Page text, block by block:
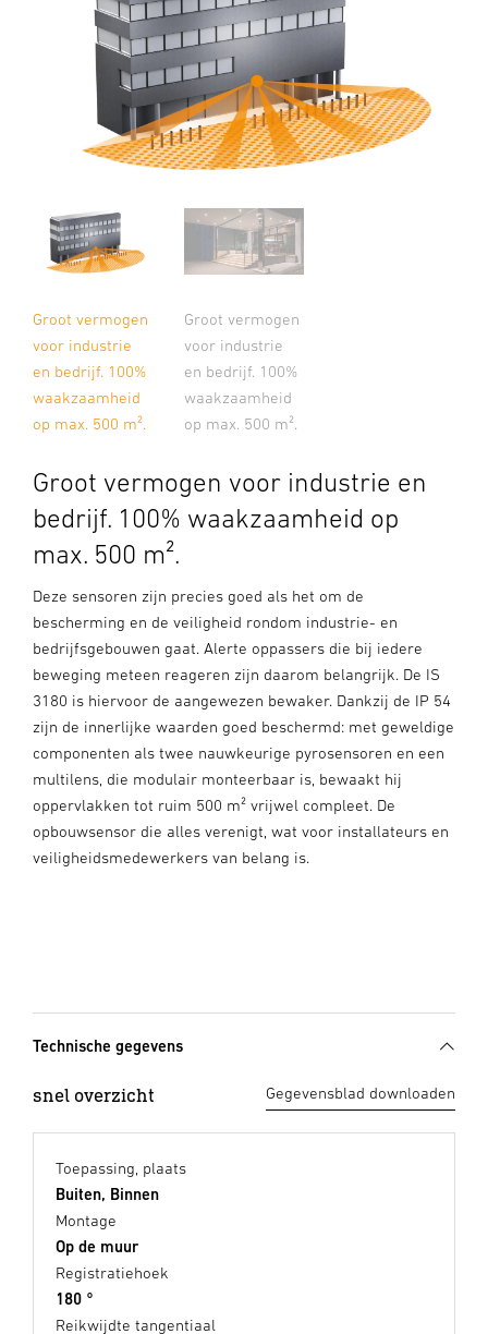
Groot vermogen
voor industrie
en bedrijf. 100%
waakzaamheid
op max. 500 m².
Groot vermogen
voor industrie
en bedrijf. 100%
waakzaamheid
op max. 500 m².
Groot vermogen voor industrie en
bedrijf. 100% waakzaamheid op
max. 500 m².
Deze sensoren zijn precies goed als het om de
bescherming en de veiligheid rondom industrie- en
bedrijfsgebouwen gaat. Alerte oppassers die bij iedere
beweging meteen reageren zijn daarom belangrijk. De IS
3180 is hiervoor de aangewezen bewaker. Dankzij de IP 54
zijn de innerlijke waarden goed beschermd: met geweldige
componenten als twee nauwkeurige pyrosensoren en een
multilens, die modulair monteerbaar is, bewaakt hij
oppervlakken tot ruim 500 m² vrijwel compleet. De
opbouwsensor die alles verenigt, wat voor installateurs en
veiligheidsmedewerkers van belang is.
Technische gegevens
snel overzicht Gegevensblad downloaden
Toepassing, plaats
Buiten, Binnen
Montage
Op de muur
Registratiehoek
180 °
Reikwijdte tangentiaal